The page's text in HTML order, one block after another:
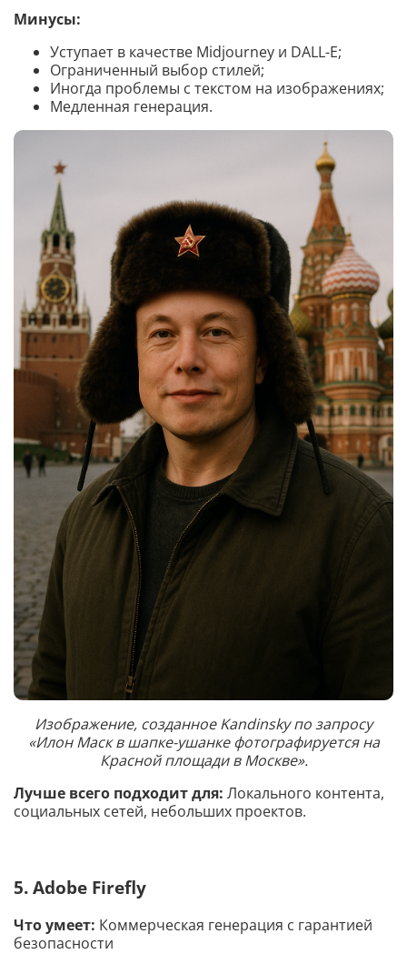
Минусы:
Уступает в качестве Midjourney и DALL-E;
Ограниченный выбор стилей;
Иногда проблемы с текстом на изображениях;
Медленная генерация.
Изображение, созданное Kandinsky по запросу
«Илон Маск в шапке-ушанке фотографируется на
Красной площади в Москве».
Лучше всего подходит для: Локального контента,
социальных сетей, небольших проектов.
5. Adobe Firefly
Что умеет: Коммерческая генерация с гарантией
безопасности